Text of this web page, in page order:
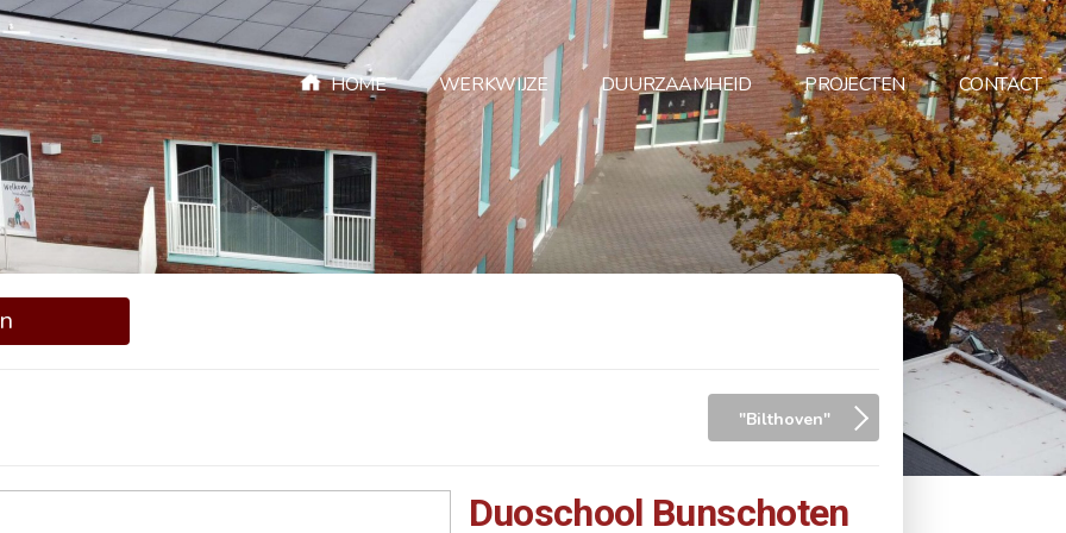
HOME WERKWIJZE DUURZAAMHEID PROJECTEN CONTACT
"Bilthoven"
Duoschool Bunschoten